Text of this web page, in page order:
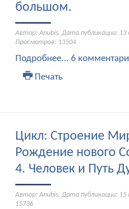
большом.
Автор: Anubis. Дата публикации: 13
Просмотров: 13504
Подробнее... 6
Печать
Цикл: Строение
Рождение нового
4. Человек и Путь
Автор: Anubis. Дата публикации: 15
15736